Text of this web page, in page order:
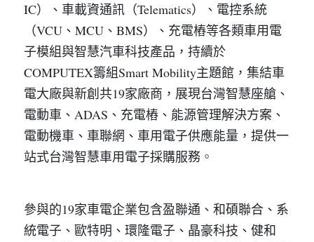
IC）、車載資通訊（Telematics）、電控系統
（VCU、MCU、BMS）、充電樁等各類車用電
子模組與智慧汽車科技產品，持續於
COMPUTEX籌組Smart Mobility主題館，集結車
電大廠與新創共19家廠商，展現台灣智慧座艙、
電動車、ADAS、充電樁、能源管理解決方案、
電動機車、車聯網、車用電子供應能量，提供一
站式台灣智慧車用電子採購服務 。
參與的19家車電企業包含盈聯通、和碩聯合、系
統電子、歐特明、環隆電子、晶豪科技、健和